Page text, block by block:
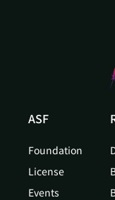
ASF
Foundation
License
Events